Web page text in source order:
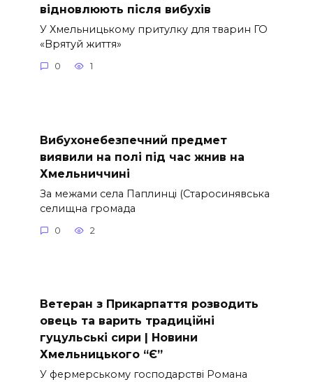
відновлюють після вибухів
У Хмельницькому притулку для тварин ГО
«Врятуй життя»
0 1
Вибухонебезпечний предмет
виявили на полі під час жнив на
Хмельниччині
За межами села Паплинці (Старосинявська
селищна громада
0 2
Ветеран з Прикарпаття розводить
овець та варить традиційні
гуцульські сири | Новини
Хмельницького “Є”
У фермерському господарстві Романа